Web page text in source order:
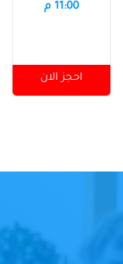
11:00 م
احجز الان